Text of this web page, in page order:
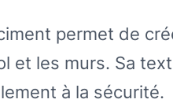
permet de
et les murs. Sa
à la sécurité.